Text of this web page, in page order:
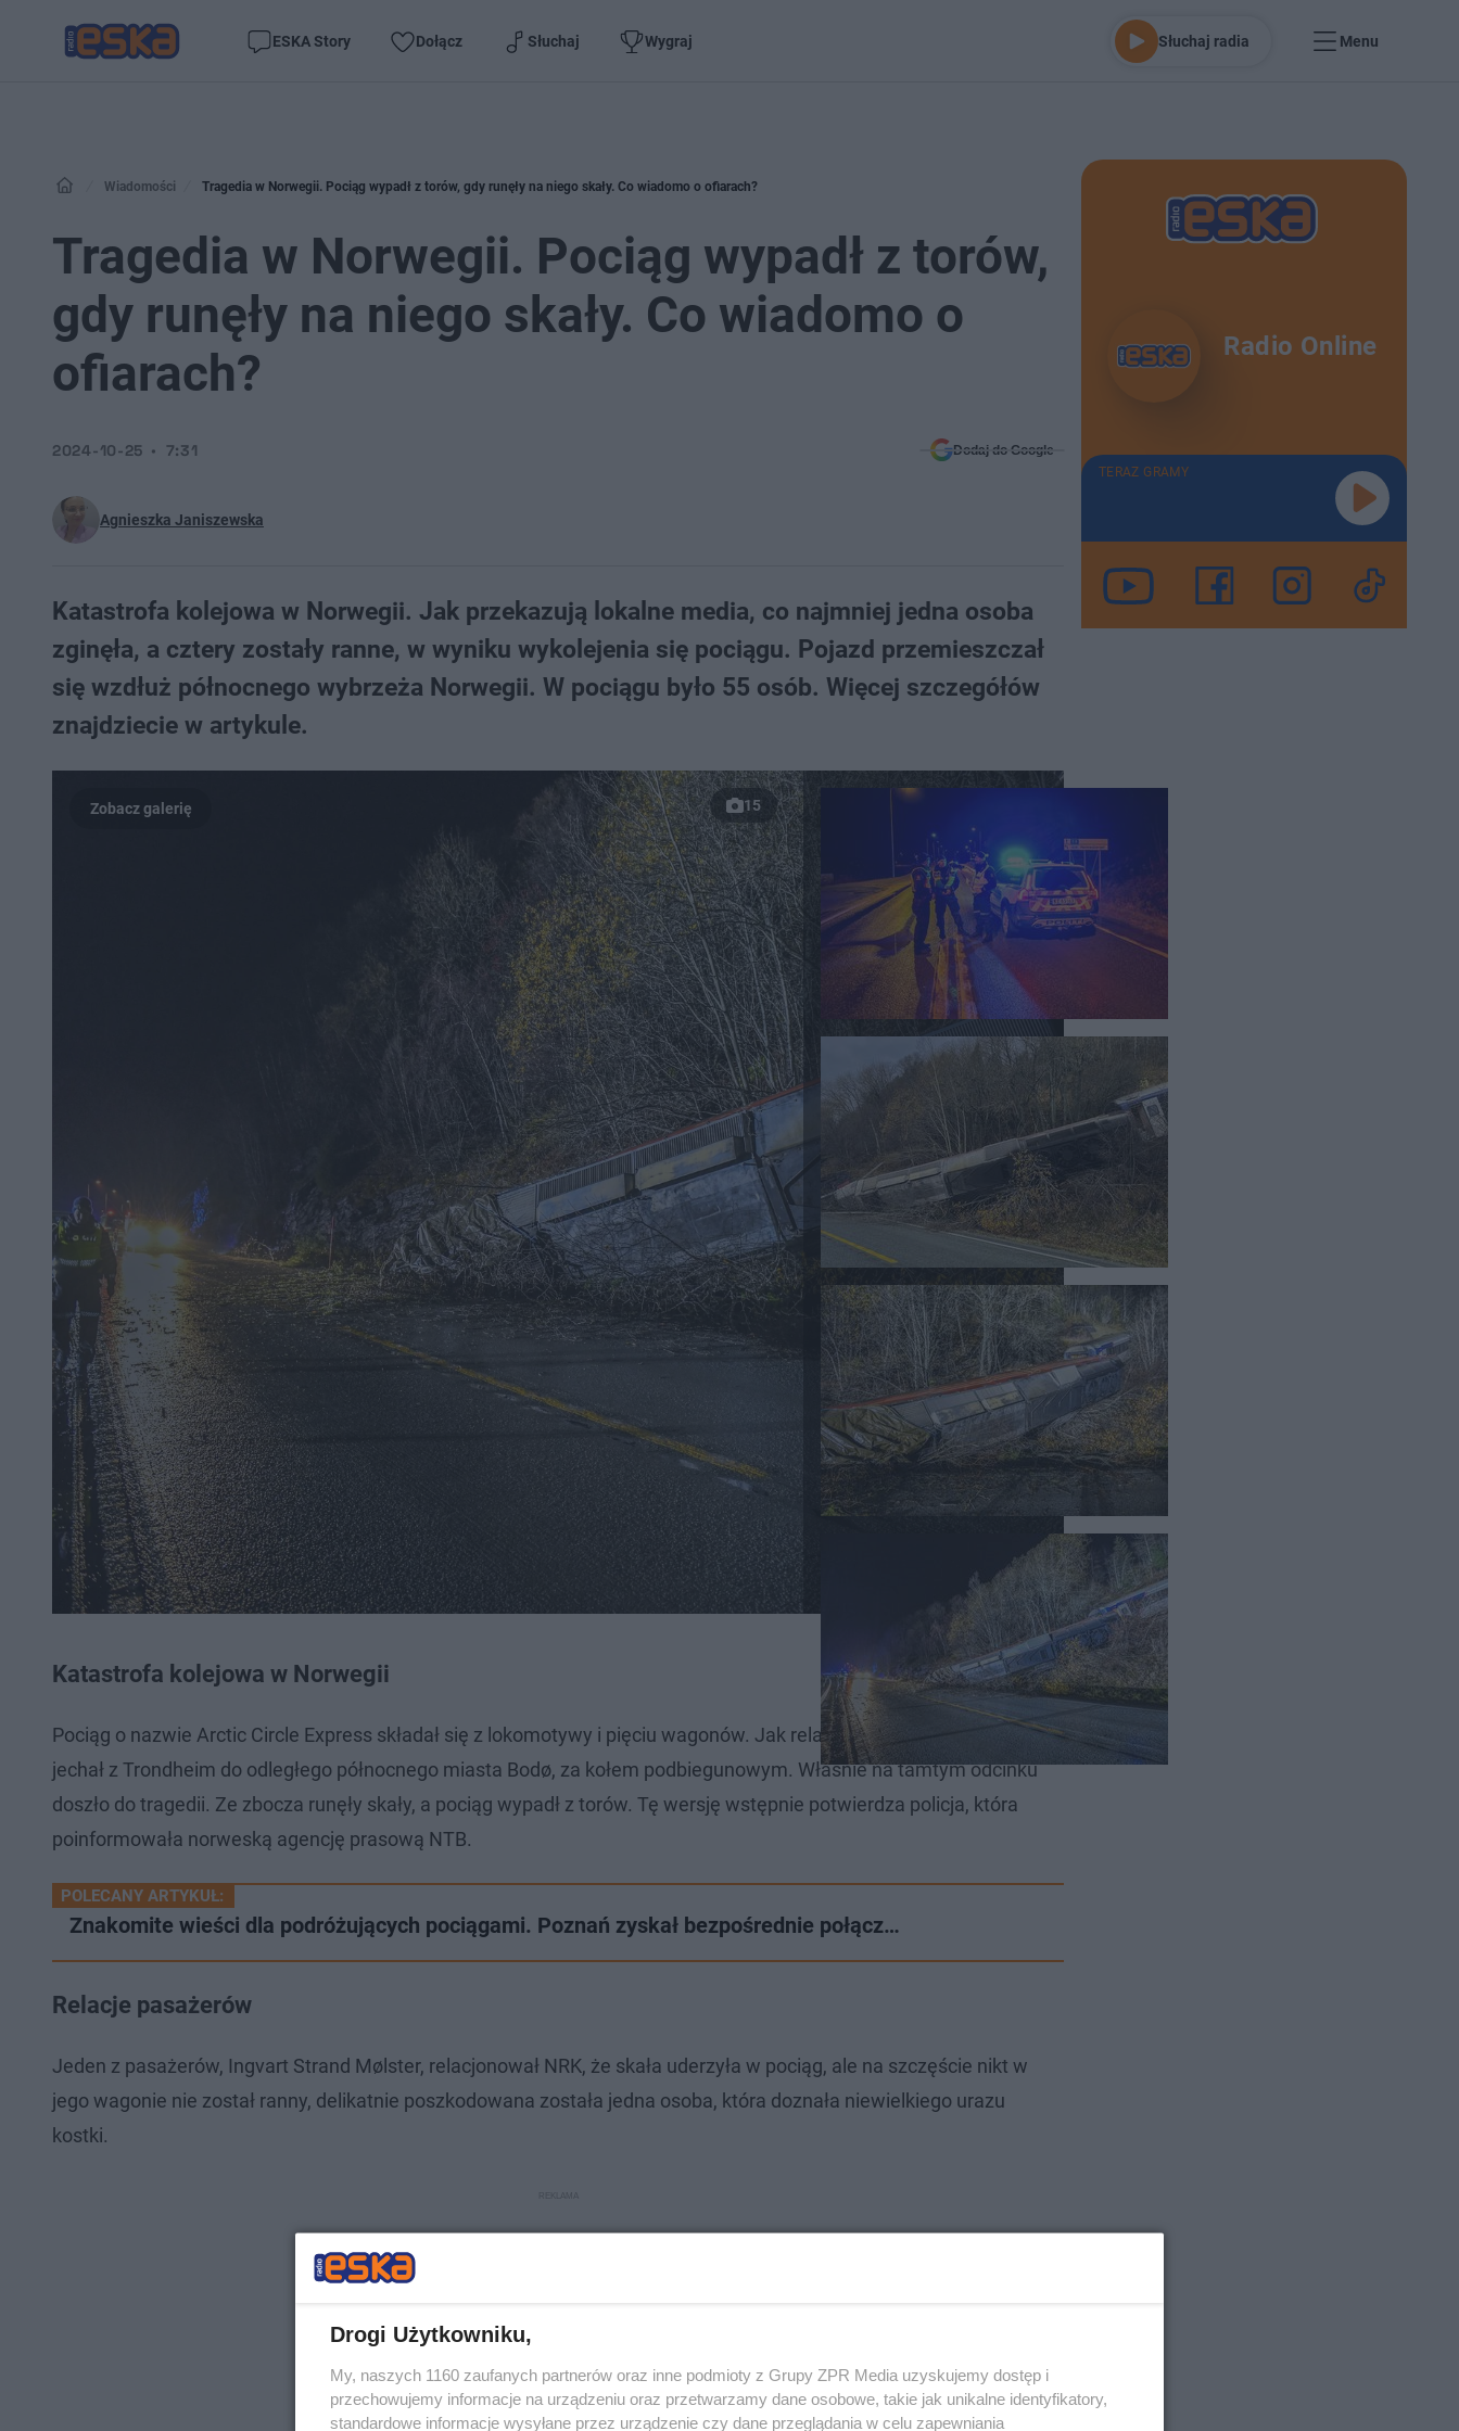
ESKA Story Dołącz Słuchaj Wygraj Słuchaj radia Menu
Wiadomości Tragedia w Norwegii. Pociąg wypadł z torów, gdy runęły na niego skały. Co wiadomo o ofiarach?
Tragedia w Norwegii. Pociąg wypadł z torów,
gdy runęły na niego skały. Co wiadomo o
ofiarach?
Agnieszka Janiszewska
2024-10-25 7:31 Dodaj do Google
Katastrofa kolejowa w Norwegii. Jak przekazują lokalne media, co najmniej jedna osoba
zginęła, a cztery zostały ranne, w wyniku wykolejenia się pociągu. Pojazd przemieszczał
się wzdłuż północnego wybrzeża Norwegii. W pociągu było 55 osób. Więcej szczegółów
znajdziecie w artykule.
15
Katastrofa kolejowa w Norwegii
Pociąg o nazwie Arctic Circle Express składał się z lokomotywy i pięciu wagonów. Jak relacjonuje portal i.pl, pojazd
jechał z Trondheim do odległego północnego miasta Bodø, za kołem podbiegunowym. Właśnie na tamtym odcinku
doszło do tragedii. Ze zbocza runęły skały, a pociąg wypadł z torów. Tę wersję wstępnie potwierdza policja, która
poinformowała norweską agencję prasową NTB.
POLECANY ARTYKUŁ:
Znakomite wieści dla podróżujących pociągami. Poznań zyskał bezpośrednie połącz…
Relacje pasażerów
Jeden z pasażerów, Ingvart Strand Mølster, relacjonował NRK, że skała uderzyła w pociąg, ale na szczęście nikt w
jego wagonie nie został ranny, delikatnie poszkodowana została jedna osoba, która doznała niewielkiego urazu
kostki.
Radio Online
TERAZ GRAMY
Drogi Użytkowniku,
My, naszych 1160 zaufanych partnerów oraz inne podmioty z Grupy ZPR Media uzyskujemy dostęp i
przechowujemy informacje na urządzeniu oraz przetwarzamy dane osobowe, takie jak unikalne identyfikatory,
standardowe informacje wysyłane przez urządzenie czy dane przeglądania w celu zapewniania